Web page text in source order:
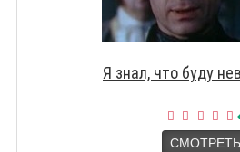
Я знал, что буду
СМОТРЕТЬ